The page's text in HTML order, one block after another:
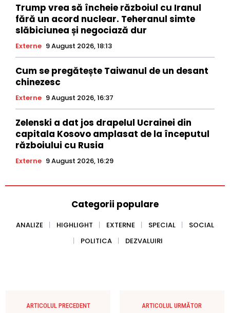
Trump vrea să încheie războiul cu Iranul
fără un acord nuclear. Teheranul simte
slăbiciunea și negociază dur
Externe 9 August 2026, 18:13
Cum se pregătește Taiwanul de un desant
chinezesc
Externe 9 August 2026, 16:37
Zelenski a dat jos drapelul Ucrainei din
capitala Kosovo amplasat de la începutul
războiului cu Rusia
Externe 9 August 2026, 16:29
Categorii populare
ANALIZE HIGHLIGHT EXTERNE SPECIAL
SOCIAL
POLITICA
DEZVALUIRI
ARTICOLUL PRECEDENT ARTICOLUL URMĂTOR